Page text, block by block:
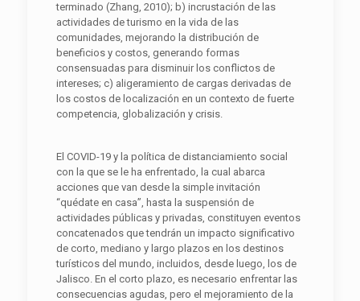
terminado (Zhang, 2010); b) incrustación de las
actividades de turismo en la vida de las
comunidades, mejorando la distribución de
beneficios y costos, generando formas
consensuadas para disminuir los conflictos de
intereses; c) aligeramiento de cargas derivadas de
los costos de localización en un contexto de fuerte
competencia, globalización y crisis.
El COVID-19 y la política de distanciamiento social
con la que se le ha enfrentado, la cual abarca
acciones que van desde la simple invitación
“quédate en casa”, hasta la suspensión de
actividades públicas y privadas, constituyen eventos
concatenados que tendrán un impacto significativo
de corto, mediano y largo plazos en los destinos
turísticos del mundo, incluidos, desde luego, los de
Jalisco. En el corto plazo, es necesario enfrentar las
consecuencias agudas, pero el mejoramiento de la